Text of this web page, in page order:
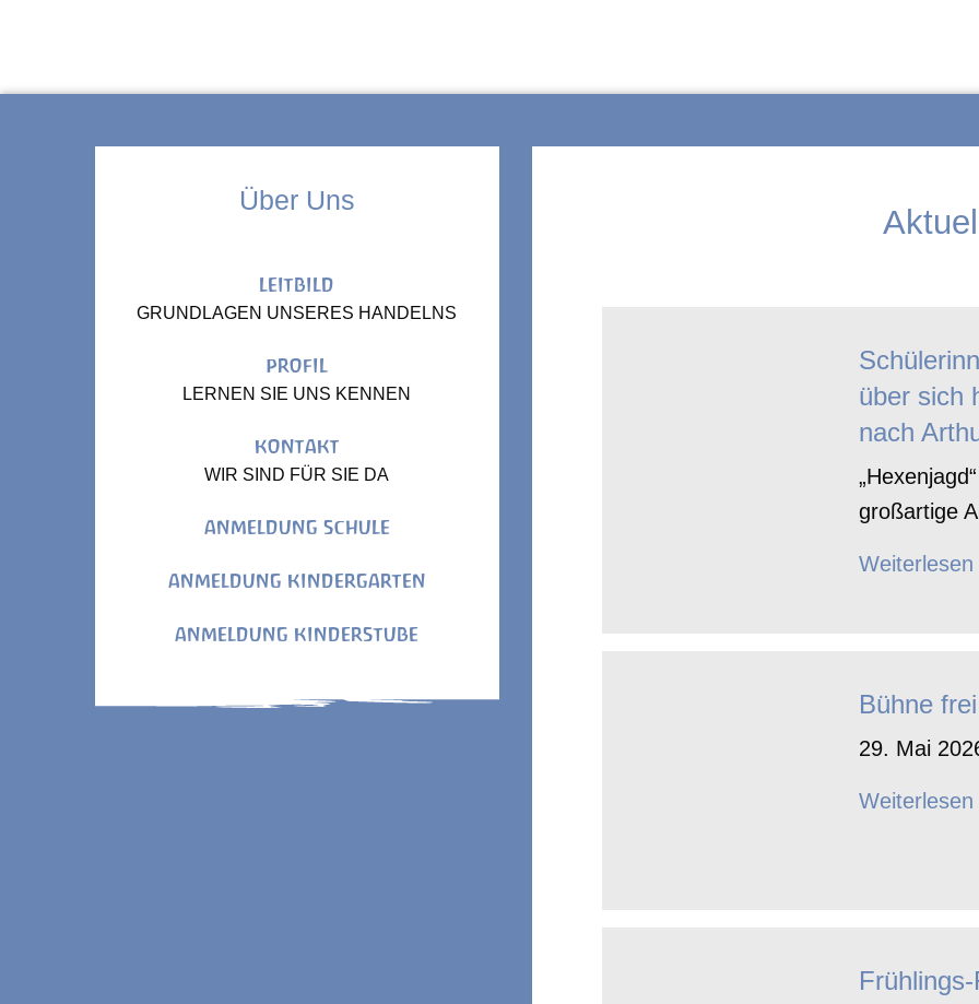
Über Uns
LEITBILD
GRUNDLAGEN UNSERES HANDELNS
PROFIL
LERNEN SIE UNS KENNEN
KONTAKT
WIR SIND FÜR SIE DA
ANMELDUNG SCHULE
ANMELDUNG KINDERGARTEN
ANMELDUNG KINDERSTUBE
über sich
nach
großartige
Weiterlesen
Bühne frei
29. Mai
Weiterlesen